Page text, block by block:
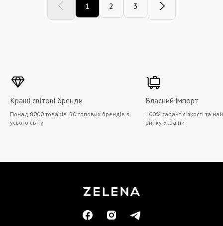
1 2 3
Кращі світові бренди
Понад 8000 товарів. 50 топових брендів з
усього світу
Власний імпорт
100% гарантія якості та
ринку України